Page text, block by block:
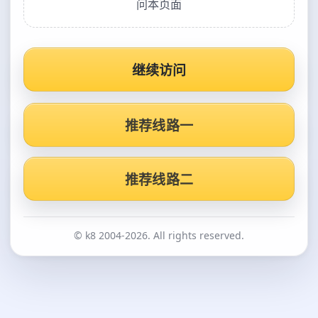
问本页面
继续访问
推荐线路一
推荐线路二
© k8 2004-2026. All rights reserved.